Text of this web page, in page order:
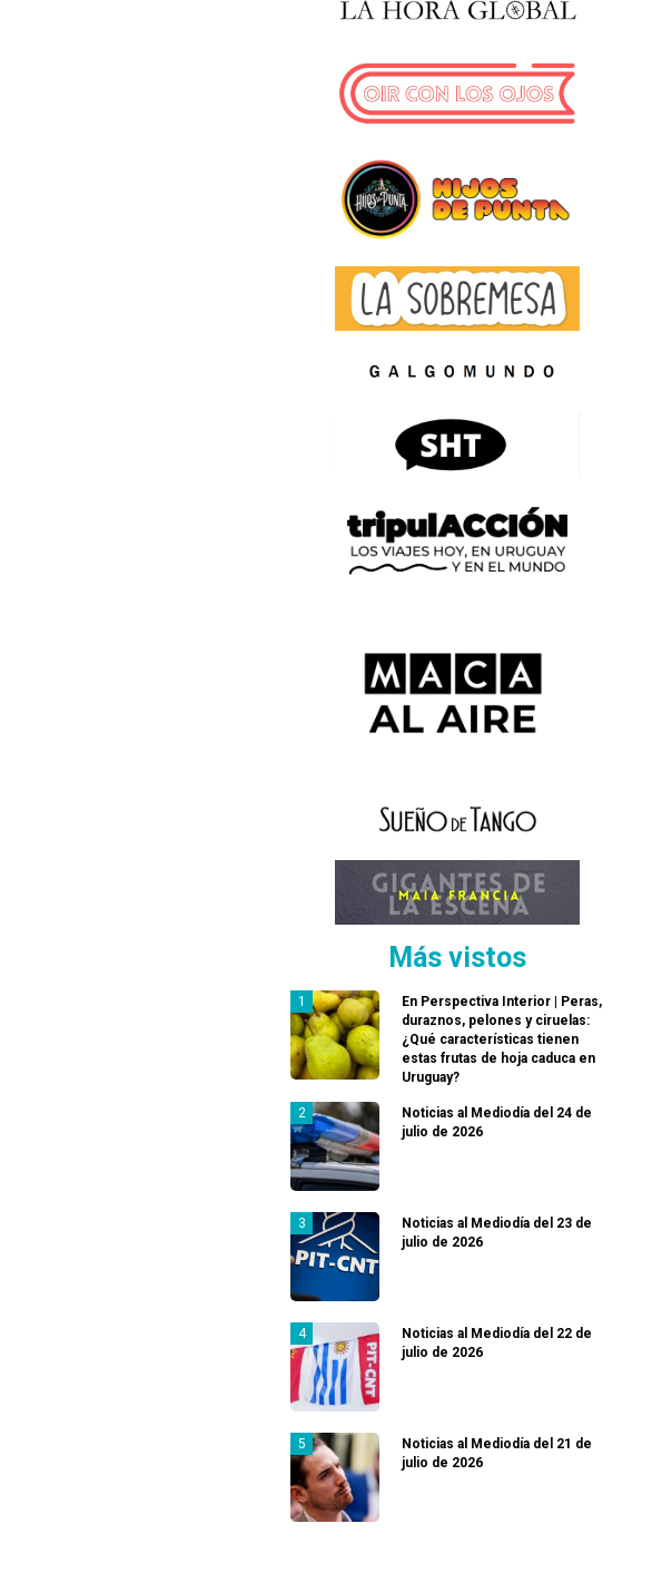
Más vistos
En Perspectiva Interior | Peras,
duraznos, pelones y ciruelas:
¿Qué características tienen
estas frutas de hoja caduca en
Uruguay?
Noticias al Mediodía del 24 de
julio de 2026
Noticias al Mediodía del 23 de
julio de 2026
Noticias al Mediodía del 22 de
julio de 2026
Noticias al Mediodía del 21 de
julio de 2026